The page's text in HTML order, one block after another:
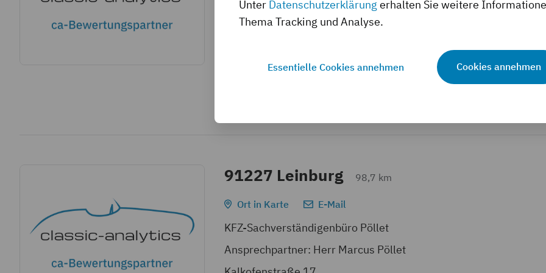
Günther Schenkl GmbH
Ansprechpartner: Herr Günther Schenkl GmbH Kfz-
Tel: 09621 / 761731
Fax: 09621 / 760699
91227 Leinburg 98,7 km
Ort in Karte E-Mail
KFZ-Sachverständigenbüro Pöllet
Ansprechpartner: Herr Marcus Pöllet
Unter Datenschutzerklärung erhalten Sie weitere
Thema Tracking und Analyse.
Essentielle Cookies annehmen Cookies annehmen